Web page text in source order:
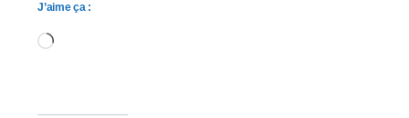
J’aime ça :
Chargement…